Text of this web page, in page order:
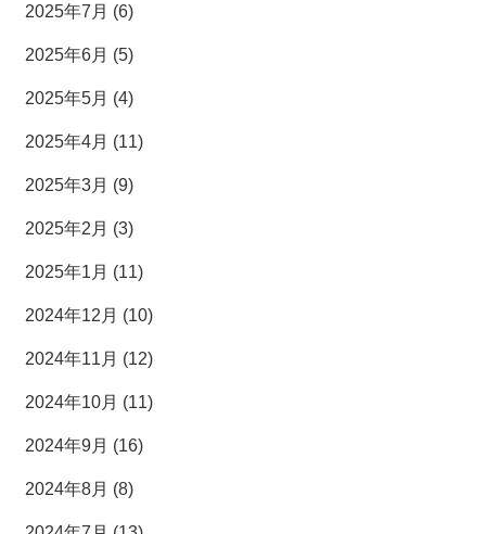
2025年7月 (6)
2025年6月 (5)
2025年5月 (4)
2025年4月 (11)
2025年3月 (9)
2025年2月 (3)
2025年1月 (11)
2024年12月 (10)
2024年11月 (12)
2024年10月 (11)
2024年9月 (16)
2024年8月 (8)